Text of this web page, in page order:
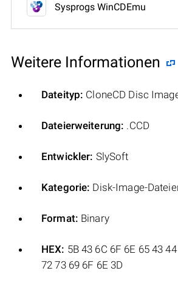
Sysprogs WinCDEmu
Weitere Informationen
Dateityp: CloneCD Disc
Dateierweiterung: .CCD
Entwickler: SlySoft
Kategorie: Disk-Image-
Format: Binary
HEX: 5B 43 6C 6F 6E 65 43
72 73 69 6F 6E 3D